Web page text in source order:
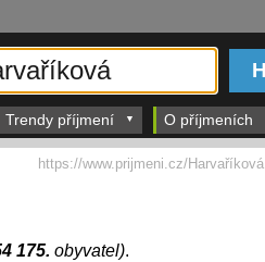
Trendy příjmení O příjmeních
175. obyvatel).
https://www.prijmeni.cz/Harvaříková